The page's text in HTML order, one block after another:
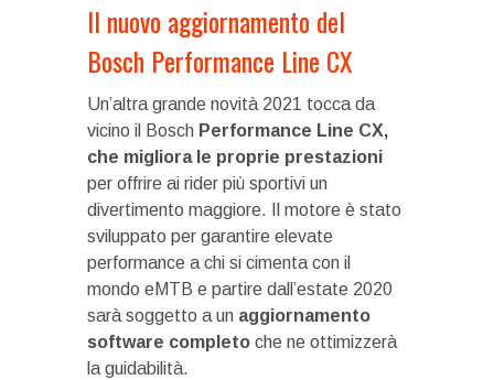
Il nuovo aggiornamento del
Bosch Performance Line CX
Un’altra grande novità 2021 tocca da
vicino il Bosch Performance Line CX,
che migliora le proprie prestazioni
per offrire ai rider più sportivi un
divertimento maggiore. Il motore è stato
sviluppato per garantire elevate
performance a chi si cimenta con il
mondo eMTB e partire dall’estate 2020
sarà soggetto a un aggiornamento
software completo che ne ottimizzerà
la guidabilità.